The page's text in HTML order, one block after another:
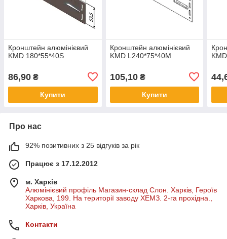
Кронштейн алюмінієвий
KMD 180*55*40S
86,90 ₴
Купити
Кронштейн алюмінієвий
KMD L240*75*40M
105,10₴
Купити
Про нас
92% позитивних з 25 відгуків за рік
Працює з 17.12.2012
м. Харків
Алюмінієвий профіль Магазин-склад Слон. Харків, Героїв
Харкова, 199. На території заводу ХЕМЗ. 2-га прохідна.,
Харків, Україна
Контакти